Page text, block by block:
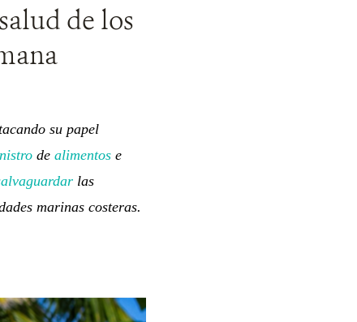
de los
su papel
de alimentose
las
marinas costeras.